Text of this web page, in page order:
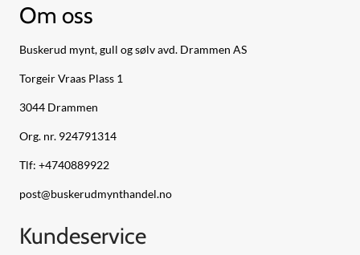
Om oss
Buskerud mynt, gull og sølv avd. Drammen AS
Torgeir Vraas Plass 1
3044 Drammen
Org. nr. 924791314
Tlf: +4740889922
post@buskerudmynthandel.no
Kundeservice